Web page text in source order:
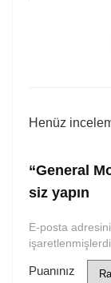
Henüz
“General
siz yapın
E-posta
Puanınız